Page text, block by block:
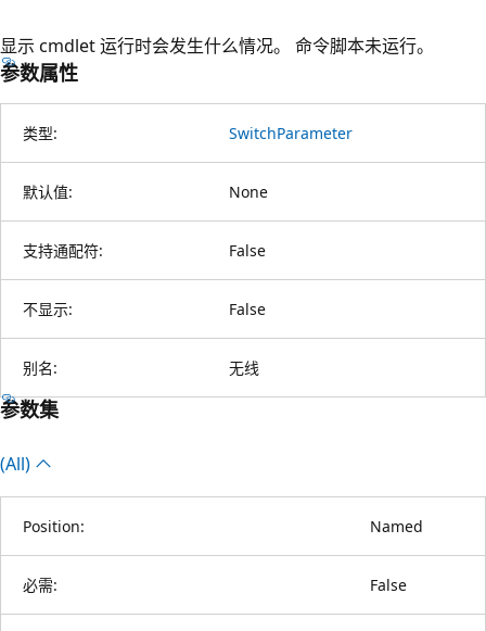
显示 cmdlet 运行时会发生什么情况。 命令脚本未运行。
参数属性
类型: SwitchParameter
默认值: None
支持通配符: False
不显示: False
别名: 无线
参数集
(All)
Position: Named
必需: False